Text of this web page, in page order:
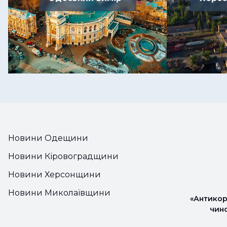
Новини Одещини
Новини Кіровоградщини
Новини Херсонщини
Новини Миколаївщини